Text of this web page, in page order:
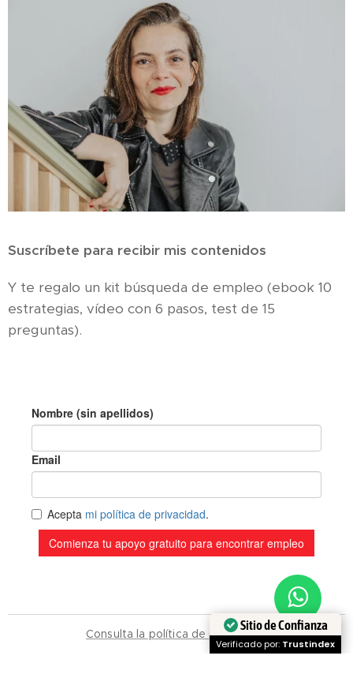
Suscríbete para recibir mis contenidos
Y te regalo un kit búsqueda de empleo (ebook 10
estrategias, vídeo con 6 pasos, test de 15
preguntas).
Consulta la política de privacidad.
Sitio de Confianza
Verificado por: Trustindex